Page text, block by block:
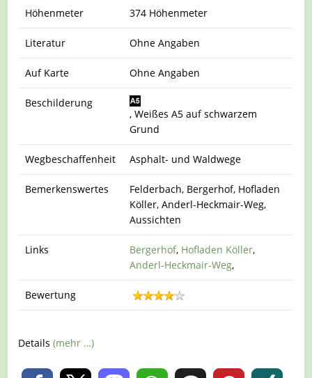
Höhenmeter 374 Höhenmeter
Literatur Ohne Angaben
Auf Karte Ohne Angaben
Beschilderung
, Weißes A5 auf schwarzem
Grund
Wegbeschaffenheit Asphalt- und Waldwege
Bemerkenswertes
Felderbach, Bergerhof, Hofladen
Köller, Anderl-Heckmair-Weg,
Aussichten
Links Bergerhof, Hofladen Köller,
Anderl-Heckmair-Weg,
Bewertung
Details(mehr …)